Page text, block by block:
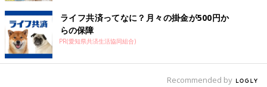
ライフ共済ってなに？月々の掛金が500円か
らの保障
PR(愛知県共済生活協同組合)
Recommended by